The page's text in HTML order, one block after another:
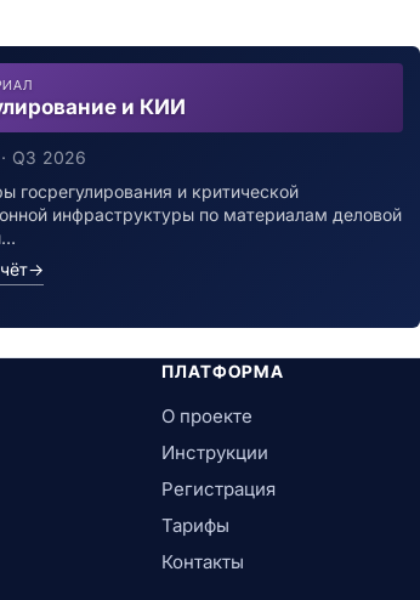
и КИИ
Q3 2026
госрегулирования и критической
инфраструктуры по материалам деловой
→
ПЛАТФОРМА
О проекте
Инструкции
Регистрация
Тарифы
Контакты